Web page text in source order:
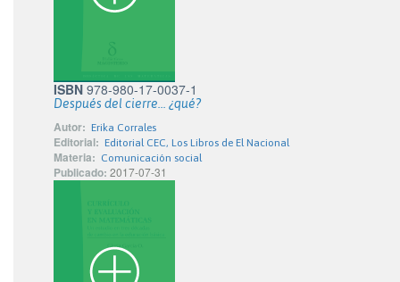
ISBN 978-980-17-0037-1
Después del cierre... ¿qué?
Autor: Erika Corrales
Editorial: Editorial CEC, Los Libros de El Nacional
Materia: Comunicación social
Publicado: 2017-07-31